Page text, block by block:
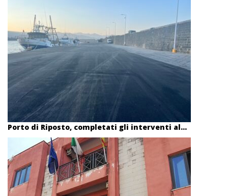
Porto di Riposto, completati gli interventi al...